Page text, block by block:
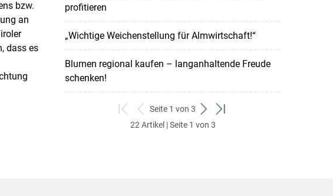
bzw.
an
dass es
profitieren
„Wichtige Weichenstellung für Almwirtschaft!“
Blumen regional kaufen – langanhaltende Freude
schenken!
zum
ersten
zurück
zum
Seite 1 von 3
weiter
zum
zum
22 Artikel | Seite 1 von 3